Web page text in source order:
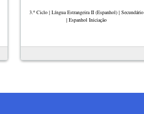
3.º Ciclo | Língua Estrangeira II (Espanhol) | Secundário
| Espanhol Iniciação